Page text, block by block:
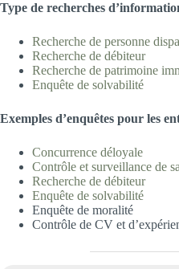
Type de recherches
Recherche de personne disp
Recherche de débiteur
Recherche de patrimoine
Enquête de solvabilité
Exemples d’enquêtes pour les
Concurrence déloyale
Contrôle et surveillance de
Recherche de débiteur
Enquête de solvabilité
Enquête de moralité
Contrôle de CV et